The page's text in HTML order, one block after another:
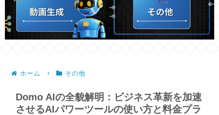
ホーム その他
Domo AIの全貌解明：ビジネス革新を加速
させるAIパワーツールの使い方と料金プラ